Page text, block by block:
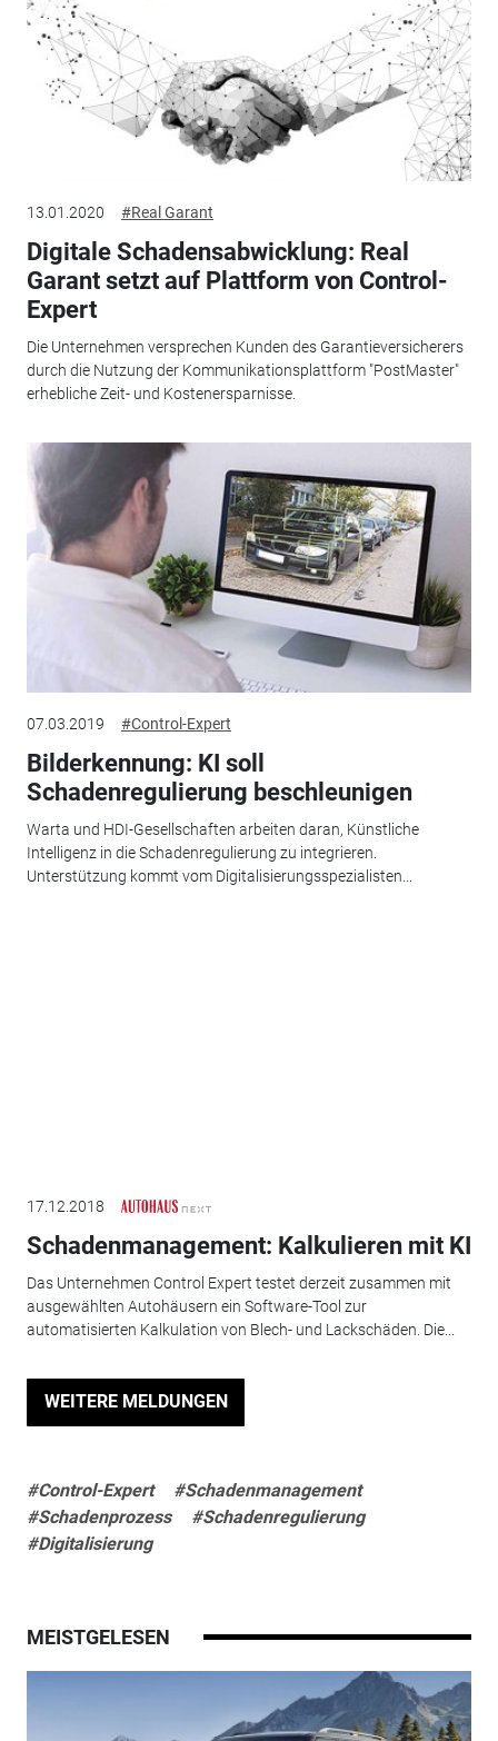
13.01.2020 #Real Garant
Digitale Schadensabwicklung: Real
Garant setzt auf Plattform von Control-
Expert
Die Unternehmen versprechen Kunden des Garantieversicherers
durch die Nutzung der Kommunikationsplattform "PostMaster"
erhebliche Zeit- und Kostenersparnisse.
07.03.2019 #Control-Expert
Bilderkennung: KI soll
Schadenregulierung beschleunigen
Warta und HDI-Gesellschaften arbeiten daran, Künstliche
Intelligenz in die Schadenregulierung zu integrieren.
Unterstützung kommt vom Digitalisierungsspezialisten...
17.12.2018
Schadenmanagement: Kalkulieren mit KI
Das Unternehmen Control Expert testet derzeit zusammen mit
ausgewählten Autohäusern ein Software-Tool zur
automatisierten Kalkulation von Blech- und Lackschäden. Die...
WEITERE MELDUNGEN
#Control-Expert
#Schadenmanagement
#Schadenprozess
#Schadenregulierung
#Digitalisierung
MEISTGELESEN